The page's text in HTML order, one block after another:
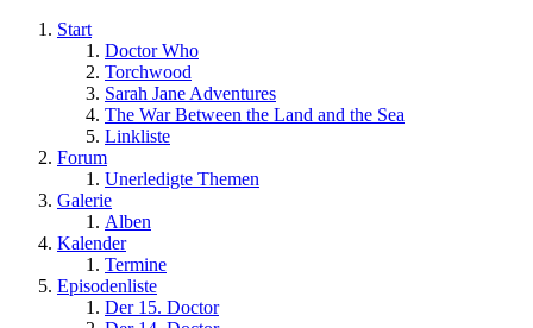
Start
Doctor Who
Torchwood
Sarah Jane Adventures
The War Between the Land and the Sea
Linkliste
Forum
Unerledigte Themen
Galerie
Alben
Kalender
Termine
Episodenliste
Der 15. Doctor